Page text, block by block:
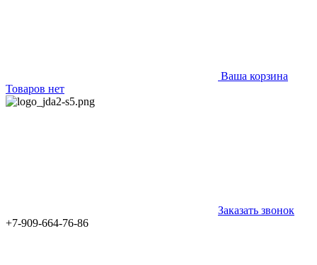
Ваша корзина
Товаров нет
Заказать звонок
+7-909-664-76-86